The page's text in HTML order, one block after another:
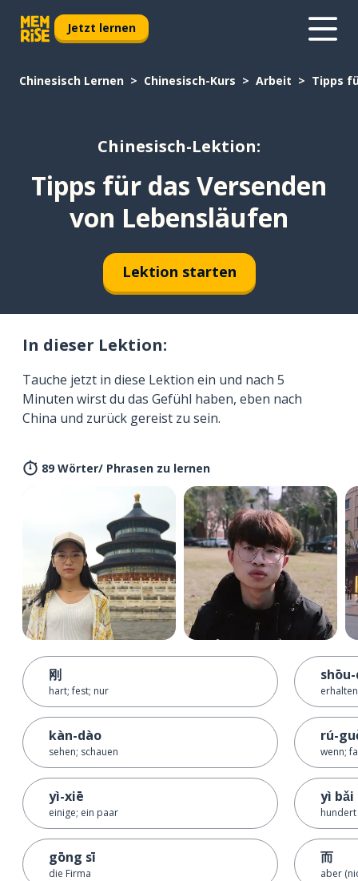
Jetzt lernen
Chinesisch Lernen Chinesisch-Kurs Arbeit Tipps
Chinesisch-Lektion:
Tipps für das Versenden
von Lebensläufen
Lektion starten
In dieser Lektion:
Tauche jetzt in diese Lektion ein und nach 5
Minuten wirst du das Gefühl haben, eben nach
China und zurück gereist zu sein.
89 Wörter/ Phrasen zu lernen
刚
hart; fest; nur
kàn-dào
sehen; schauen
yì-xiē
einige; ein paar
gōng sī
die Firma
rú-
wenn;
yì bǎi
hundert
而
aber